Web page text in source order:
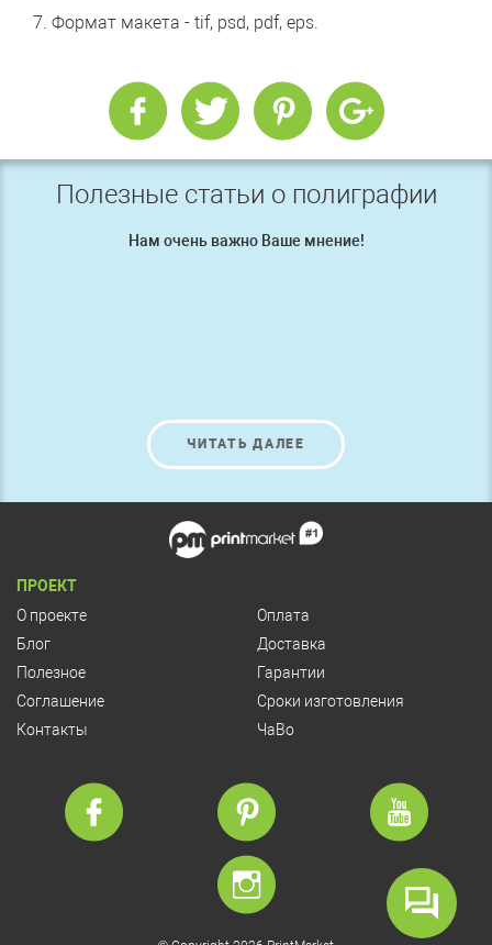
7. Формат макета - tif, psd, pdf, eps.
Полезные статьи о полиграфии
Нам очень важно Ваше мнение!
ЧИТАТЬ ДАЛЕЕ
ПРОЕКТ
О проекте
Блог
Полезное
Соглашение
Контакты
Оплата
Доставка
Гарантии
Сроки изготовления
ЧаВо